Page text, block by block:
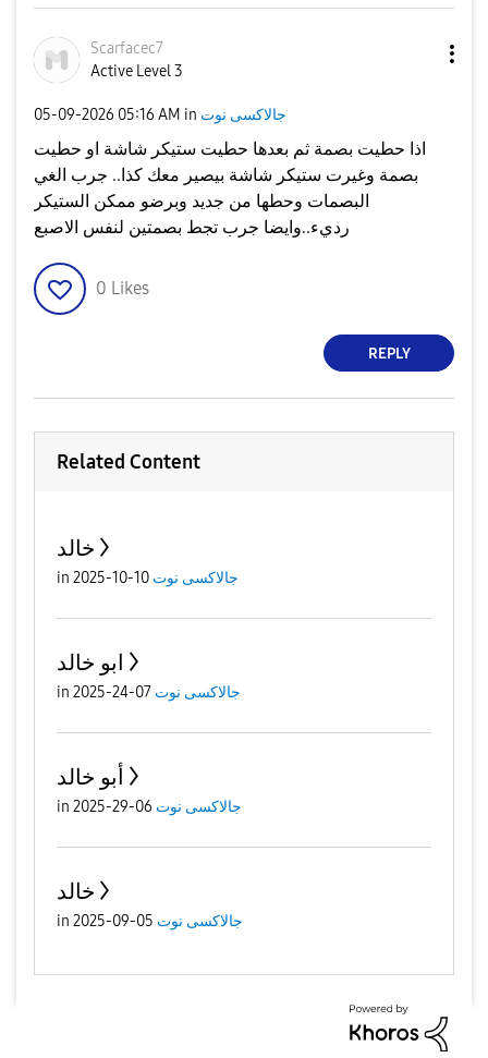
Scarfacec7
Active Level 3
‎05-09-2026 05:16 AM in جالاكسى نوت
اذا حطيت بصمة ثم بعدها حطيت ستيكر شاشة او حطيت
بصمة وغيرت ستيكر شاشة بيصير معك كذا.. جرب الغي
البصمات وحطها من جديد وبرضو ممكن الستيكر
رديء..وايضا جرب تجط بصمتين لنفس الاصبع
0 Likes
REPLY
Related Content
خالد
in جالاكسى نوت 10-10-2025
ابو خالد
in جالاكسى نوت 07-24-2025
أبو خالد
in جالاكسى نوت 06-29-2025
خالد
in جالاكسى نوت 05-09-2025